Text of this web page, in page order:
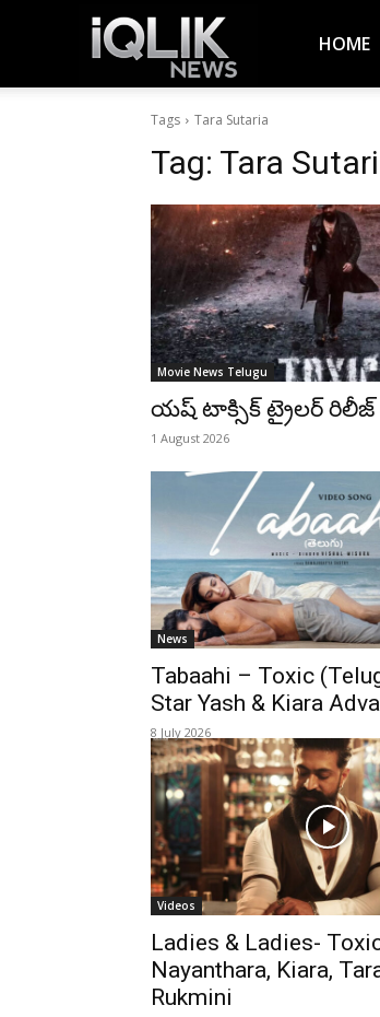
News
–
Latest
News,
Breaking
News,
Movie
News,
Politics,
Sports,
HOME
Tags Tara Sutaria
Tag: Tara
Movie News Telugu
యష్ టాక్సిక్ ట్రైలర్ రిలీజ్
1 August 2026
News
Tabaahi – Toxic
Star Yash & Kiara
8 July 2026
Videos
Ladies & Ladies-
Nayanthara, Kiara,
Rukmini